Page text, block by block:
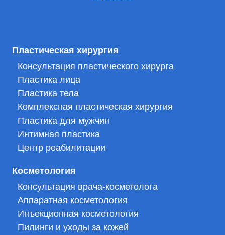
Пластическая хирургия
Консультация пластического хирурга
Пластика лица
Пластика тела
Комплексная пластическая хирургия
Пластика для мужчин
Интимная пластика
Центр реабилитации
Косметология
Консультация врача-косметолога
Аппаратная косметология
Инъекционная косметология
Пилинги и уходы за кожей